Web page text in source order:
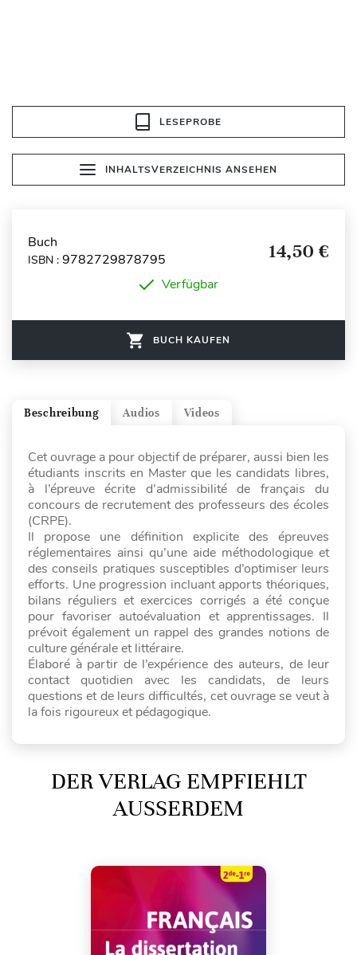
LESEPROBE
INHALTSVERZEICHNIS ANSEHEN
Buch
ISBN : 9782729878795 14,50 €
Verfügbar
BUCH KAUFEN
Videos
Audios
Beschreibung
Cet ouvrage a pour objectif de préparer, aussi bien les
étudiants inscrits en Master que les candidats libres,
à l’épreuve écrite d’admissibilité de français du
concours de recrutement des professeurs des écoles
(CRPE).
Il propose une définition explicite des épreuves
réglementaires ainsi qu’une aide méthodologique et
des conseils pratiques susceptibles d’optimiser leurs
efforts. Une progression incluant apports théoriques,
bilans réguliers et exercices corrigés a été conçue
pour favoriser autoévaluation et apprentissages. Il
prévoit également un rappel des grandes notions de
culture générale et littéraire.
Élaboré à partir de l’expérience des auteurs, de leur
contact quotidien avec les candidats, de leurs
questions et de leurs difficultés, cet ouvrage se veut à
la fois rigoureux et pédagogique.
DER VERLAG EMPFIEHLT
AUSSERDEM